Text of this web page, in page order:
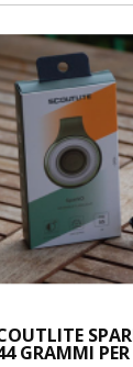
GRAMMI